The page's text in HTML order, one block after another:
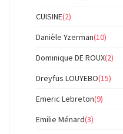
CUISINE(2)
Danièle Yzerman(10)
Dominique DE ROUX(2)
Dreyfus LOUYEBO(15)
Emeric Lebreton(9)
Emilie Ménard(3)